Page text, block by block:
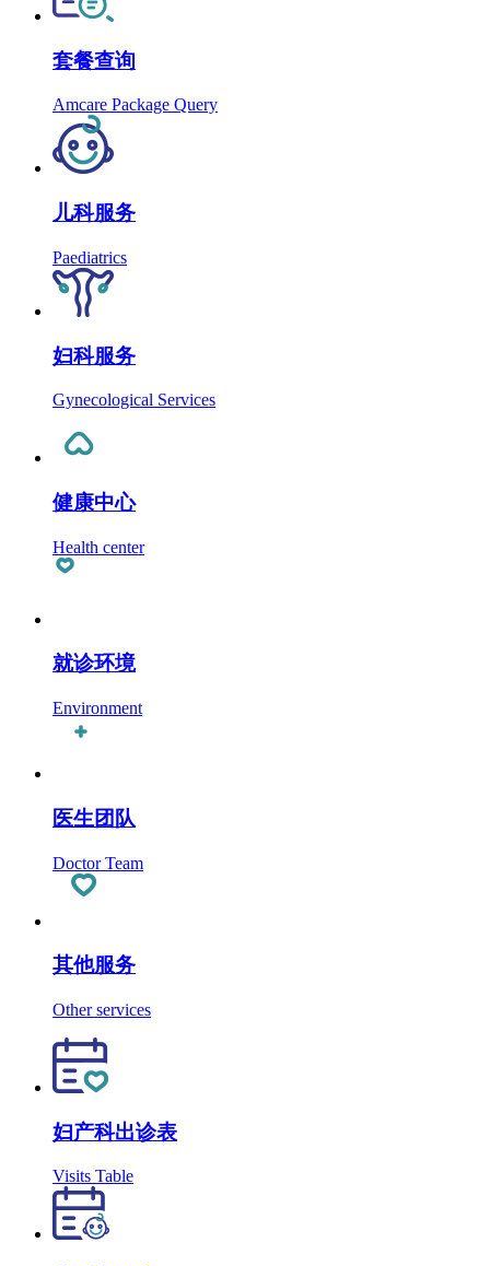
套餐查询
Amcare Package Query
儿科服务
Paediatrics
妇科服务
Gynecological Services
健康中心
Health center
就诊环境
Environment
医生团队
Doctor Team
其他服务
Other services
妇产科出诊表
Visits Table